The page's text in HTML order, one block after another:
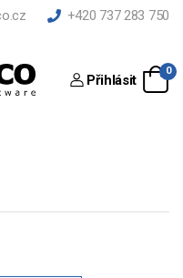
+420 737 283 750
Přihlásit
0